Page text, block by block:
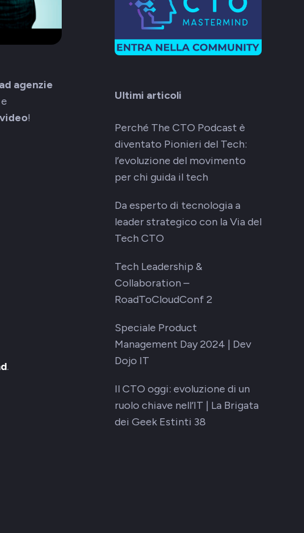
agenzie
!
.
Ultimi articoli
Perché The CTO Podcast è
diventato Pionieri del Tech:
l’evoluzione del movimento
per chi guida il tech
Da esperto di tecnologia a
leader strategico con la Via del
Tech CTO
Tech Leadership &
Collaboration –
RoadToCloudConf 2
Speciale Product
Management Day 2024 | Dev
Dojo IT
Il CTO oggi: evoluzione di un
ruolo chiave nell’IT | La Brigata
dei Geek Estinti 38